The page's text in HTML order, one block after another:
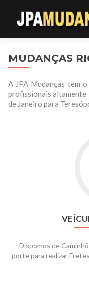
MUDANÇAS
A JPA Mudanças tem
profissionais altamente
de Janeiro para
Dispomos de
porte para realizar